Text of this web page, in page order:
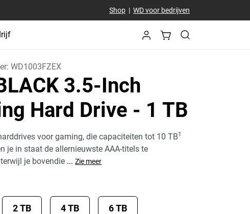
Shop| WD voor bedrijven
WD1003FZEX
3.5-Inch
Hard Drive - 1 TB
voor gaming, die capaciteiten tot 10 TB1
je in staat de allernieuwste AAA-titels te
je bovendie ... Zie meer
2 TB 4 TB 6 TB